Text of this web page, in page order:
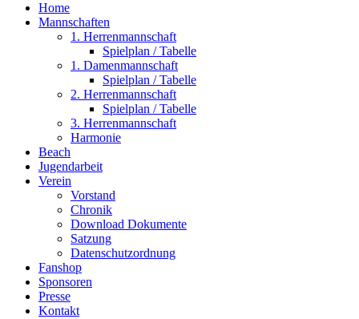
Home
Mannschaften
1. Herrenmannschaft
Spielplan / Tabelle
1. Damenmannschaft
Spielplan / Tabelle
2. Herrenmannschaft
Spielplan / Tabelle
3. Herrenmannschaft
Harmonie
Beach
Jugendarbeit
Verein
Vorstand
Chronik
Download Dokumente
Satzung
Datenschutzordnung
Fanshop
Sponsoren
Presse
Kontakt